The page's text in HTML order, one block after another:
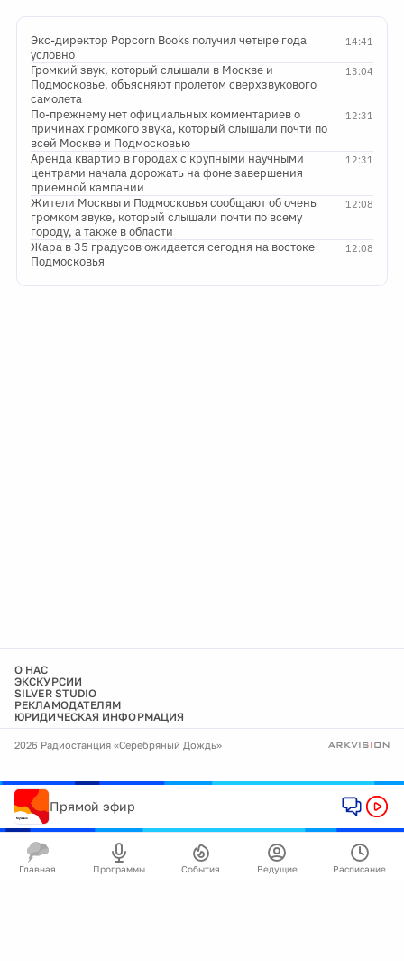
14:41
Экс-директор Popcorn Books получил четыре года
условно
13:04
Громкий звук, который слышали в Москве и
Подмосковье, объясняют пролетом сверхзвукового
самолета
12:31
По-прежнему нет официальных комментариев о
причинах громкого звука, который слышали почти по
всей Москве и Подмосковью
12:31
Аренда квартир в городах с крупными научными
центрами начала дорожать на фоне завершения
приемной кампании
12:08
Жители Москвы и Подмосковья сообщают об очень
громком звуке, который слышали почти по всему
городу, а также в области
12:08
Жара в 35 градусов ожидается сегодня на востоке
Подмосковья
О НАС
ЭКСКУРСИИ
SILVER STUDIO
РЕКЛАМОДАТЕЛЯМ
ЮРИДИЧЕСКАЯ ИНФОРМАЦИЯ
2026 Радиостанция «Серебряный Дождь»
Прямой эфир
Главная Программы События Ведущие Расписание